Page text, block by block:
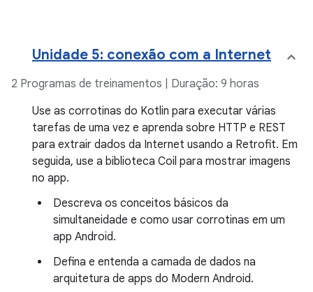
Unidade 5: conexão com a Internet
2 Programas de treinamentos | Duração: 9 horas
Use as corrotinas do Kotlin para executar várias
tarefas de uma vez e aprenda sobre HTTP e REST
para extrair dados da Internet usando a Retrofit. Em
seguida, use a biblioteca Coil para mostrar imagens
no app.
Descreva os conceitos básicos da
simultaneidade e como usar corrotinas em um
app Android.
Defina e entenda a camada de dados na
arquitetura de apps do Modern Android.